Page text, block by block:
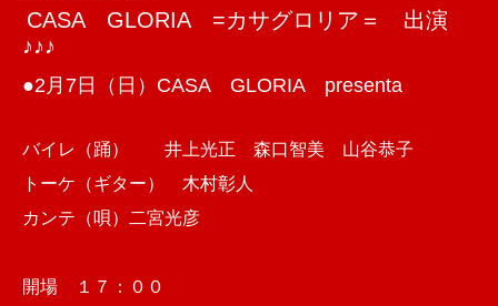
CASA GLORIA =カサグロリア＝ 出演
♪♪♪
●2月7日（日）CASA GLORIA presenta
バイレ（踊） 井上光正 森口智美 山谷恭子
トーケ（ギター） 木村彰人
カンテ（唄）二宮光彦
開場 １７：００